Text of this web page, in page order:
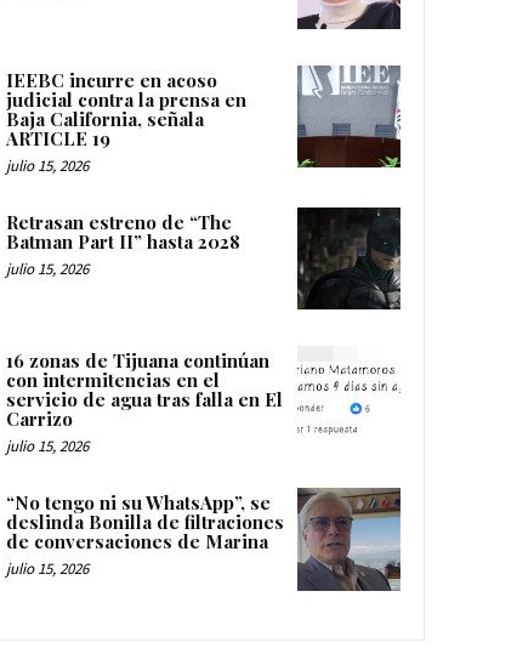
IEEBC incurre en acoso
judicial contra la prensa en
Baja California, señala
ARTICLE 19
julio 15, 2026
Retrasan estreno de “The
Batman Part II” hasta 2028
julio 15, 2026
16 zonas de Tijuana continúan
con intermitencias en el
servicio de agua tras falla en El
Carrizo
julio 15, 2026
“No tengo ni su WhatsApp”, se
deslinda Bonilla de filtraciones
de conversaciones de Marina
julio 15, 2026